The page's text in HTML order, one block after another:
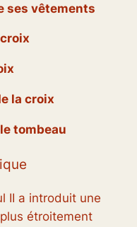
ses vêtements
la croix
tombeau
II a introduit une
étroitement